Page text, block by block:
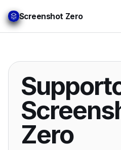
Screenshot Zero
Zero